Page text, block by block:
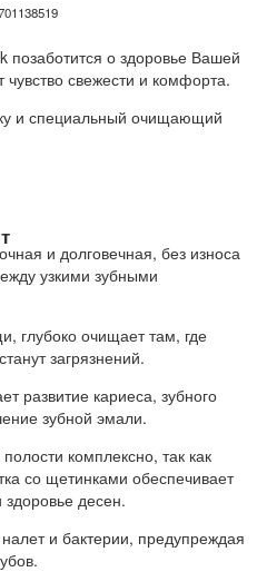
позаботится о здоровье Вашей
чувство свежести и комфорта.
и специальный очищающий
и долговечная, без износа
узкими зубными
глубоко очищает там, где
загрязнений.
развитие кариеса, зубного
зубной эмали.
комплексно, так как
со щетинками обеспечивает
десен.
и бактерии, предупреждая